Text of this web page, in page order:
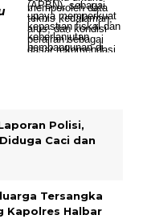
Polisi,
Caci dan
Tersangka
Kapolres Halbar